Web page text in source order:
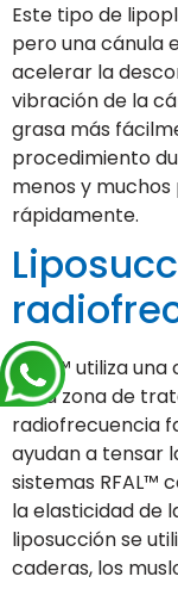
Este tipo de
pero una cánula
acelerar la
vibración de la
grasa más
procedimiento
menos y
rápidamente.
RFAL™ utiliza
en la zona de
radiofrecuencia
ayudan a tensar
sistemas RFAL™
la elasticidad de
liposucción se
caderas, los